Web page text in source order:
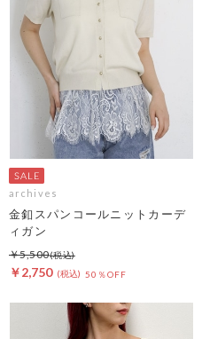
archives
金釦スパンコールニットカーデ
ィガン
￥2,750 50％OFF
￥5,500